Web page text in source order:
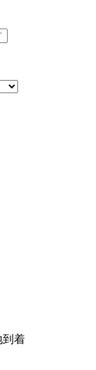
到着